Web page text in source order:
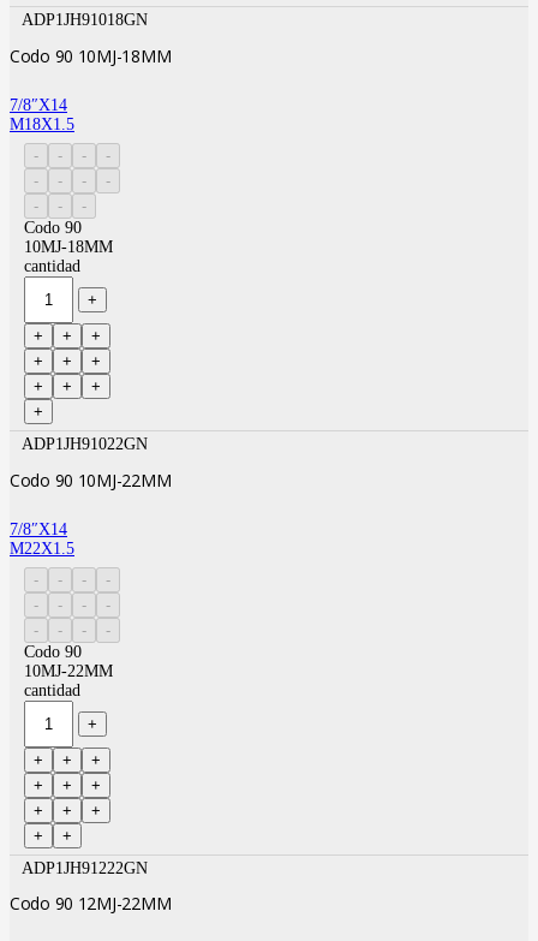
ADP1JH91018GN
Codo 90 10MJ-18MM
7/8″X14
M18X1.5
Codo 90
10MJ-18MM
cantidad
ADP1JH91022GN
Codo 90 10MJ-22MM
7/8″X14
M22X1.5
Codo 90
10MJ-22MM
cantidad
ADP1JH91222GN
Codo 90 12MJ-22MM